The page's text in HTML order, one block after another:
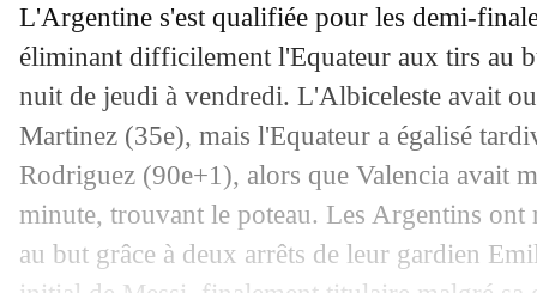
L'Argentine s'est qualifiée pour les demi-
éliminant difficilement l'Equateur aux tirs au
nuit de jeudi à vendredi. L'Albiceleste avait
Martinez (35e), mais l'Equateur a égalisé
Rodriguez (90e+1), alors que Valencia avait
minute, trouvant le poteau. Les Argentins ont
au but grâce à deux arrêts de leur gardien
05/07 EdF: Sagna ne comprend pas les
05/07 OM: Gueye a signé à Villarreal
05/07 Droits TV: une fenêtre s'ouvre avec
05/07 OM: Clauss ciblé par Nice !